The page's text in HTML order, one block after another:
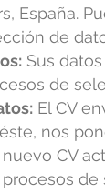
España.
de
Sus
de
El CV
éste, nos
CV
de